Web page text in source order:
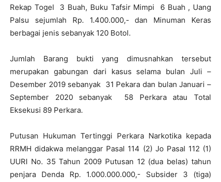
Rekap Togel 3 Buah, Buku Tafsir Mimpi 6 Buah , Uang
Palsu sejumlah Rp. 1.400.000,- dan Minuman Keras
berbagai jenis sebanyak 120 Botol.
Jumlah Barang bukti yang dimusnahkan tersebut
merupakan gabungan dari kasus selama bulan Juli –
Desember 2019 sebanyak 31 Pekara dan bulan Januari –
September 2020 sebanyak 58 Perkara atau Total
Eksekusi 89 Perkara.
Putusan Hukuman Tertinggi Perkara Narkotika kepada
RRMH didakwa melanggar Pasal 114 (2) Jo Pasal 112 (1)
UURI No. 35 Tahun 2009 Putusan 12 (dua belas) tahun
penjara Denda Rp. 1.000.000.000,- Subsider 3 (tiga)